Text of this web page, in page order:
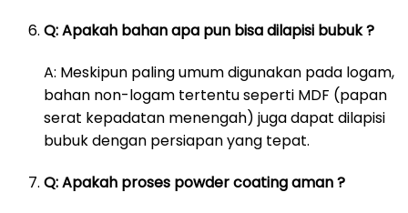
Q: Apakah bahan apa pun bisa dilapisi bubuk ?
A: Meskipun paling umum digunakan pada logam,
bahan non-logam tertentu seperti MDF (papan
serat kepadatan menengah) juga dapat dilapisi
bubuk dengan persiapan yang tepat.
Q: Apakah proses powder coating aman ?